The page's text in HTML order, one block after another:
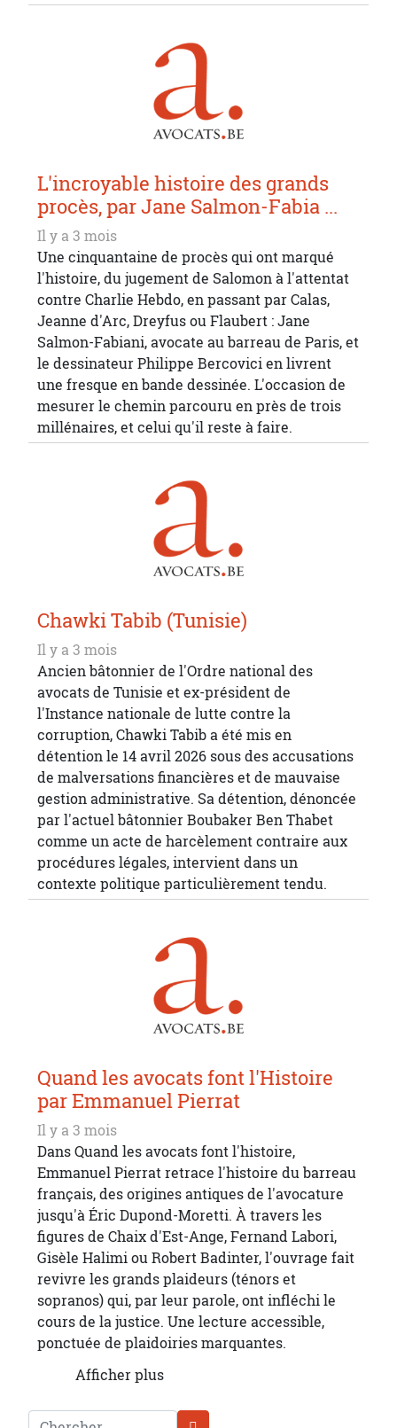
L'incroyable histoire des grands
procès, par Jane Salmon-Fabia ...
Il y a 3 mois
Une cinquantaine de procès qui ont marqué
l'histoire, du jugement de Salomon à l'attentat
contre Charlie Hebdo, en passant par Calas,
Jeanne d'Arc, Dreyfus ou Flaubert : Jane
Salmon-Fabiani, avocate au barreau de Paris, et
le dessinateur Philippe Bercovici en livrent
une fresque en bande dessinée. L'occasion de
mesurer le chemin parcouru en près de trois
millénaires, et celui qu'il reste à faire.
Chawki Tabib (Tunisie)
Il y a 3 mois
Ancien bâtonnier de l'Ordre national des
avocats de Tunisie et ex-président de
l'Instance nationale de lutte contre la
corruption, Chawki Tabib a été mis en
détention le 14 avril 2026 sous des accusations
de malversations financières et de mauvaise
gestion administrative. Sa détention, dénoncée
par l'actuel bâtonnier Boubaker Ben Thabet
comme un acte de harcèlement contraire aux
procédures légales, intervient dans un
contexte politique particulièrement tendu.
Quand les avocats font l'Histoire
par Emmanuel Pierrat
Il y a 3 mois
Dans Quand les avocats font l'histoire,
Emmanuel Pierrat retrace l'histoire du barreau
français, des origines antiques de l'avocature
jusqu'à Éric Dupond-Moretti. À travers les
figures de Chaix d'Est-Ange, Fernand Labori,
Gisèle Halimi ou Robert Badinter, l'ouvrage fait
revivre les grands plaideurs (ténors et
sopranos) qui, par leur parole, ont infléchi le
cours de la justice. Une lecture accessible,
ponctuée de plaidoiries marquantes.
Afficher plus
Chercher